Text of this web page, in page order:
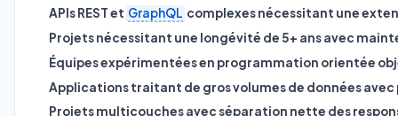
APIs REST et GraphQL complexes nécessitant une
Projets nécessitant une longévité de 5+ ans avec
Équipes expérimentées en programmation orientée
Applications traitant de gros volumes de données
Projets multicouches avec séparation nette des